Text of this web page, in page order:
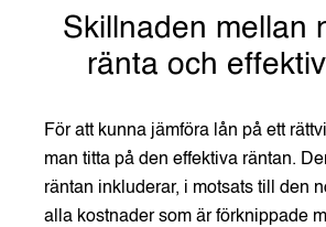
Skillnaden mellan
ränta och
För att kunna jämföra lån på ett
man titta på den effektiva räntan.
räntan inkluderar, i motsats till den
alla kostnader som är förknippade